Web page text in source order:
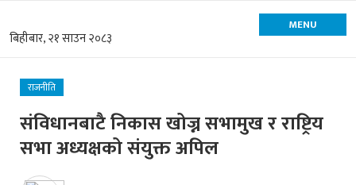
बिहीबार, २१ साउन २०८३
MENU
राजनीति
संविधानबाटै निकास खोज्न सभामुख र राष्ट्रिय
सभा अध्यक्षको संयुक्त अपिल